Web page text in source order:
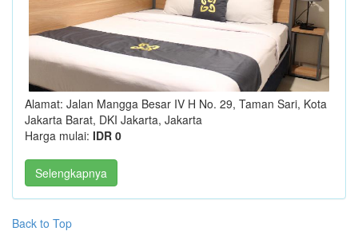
Alamat: Jalan Mangga Besar IV H No. 29, Taman Sari, Kota
Jakarta Barat, DKI Jakarta, Jakarta
Harga mulai: IDR 0
Selengkapnya
Back to Top